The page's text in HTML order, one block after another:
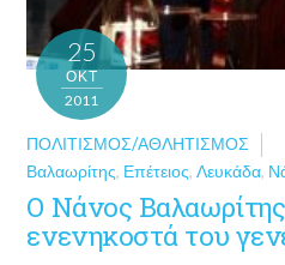
25
ΟΚΤ
2011
ΠΟΛΙΤΙΣΜΌΣ/ΑΘΛΗΤΙΣΜΌΣ
Βαλαωρίτης, Επέτειος,Λευκάδα,
O Νάνος Βαλαωρίτης
ενενηκοστά του